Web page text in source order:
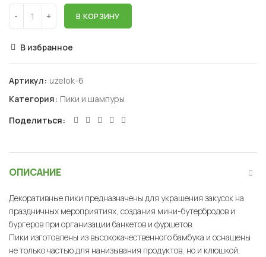
В КОРЗИНУ
В избранное
Артикул: uzelok-6
Категория: Пики и шампуры
Поделиться
ОПИСАНИЕ
Декоративные пики предназначены для украшения закусок на
праздничных мероприятиях, создания мини-бутербродов и
бургеров при организации банкетов и фуршетов.
Пики изготовлены из высококачественного бамбука и оснащены
не только частью для нанизывания продуктов, но и клюшкой,